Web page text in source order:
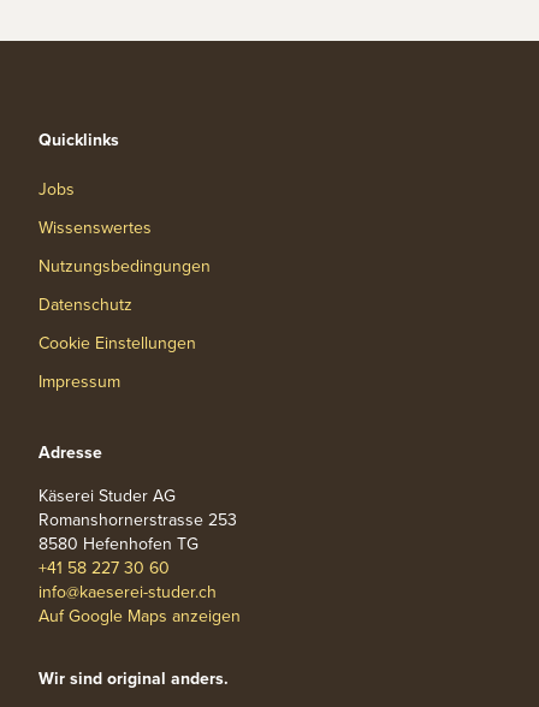
Quicklinks
Jobs
Wissenswertes
Nutzungsbedingungen
Datenschutz
Cookie Einstellungen
Impressum
Adresse
Käserei Studer AG
Romanshornerstrasse 253
8580 Hefenhofen TG
+41 58 227 30 60
info@kaeserei-studer.ch
Auf Google Maps anzeigen
Wir sind original anders.